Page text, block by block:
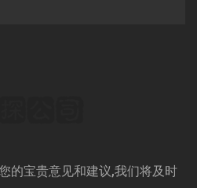
的宝贵意见和建议,我们将及时